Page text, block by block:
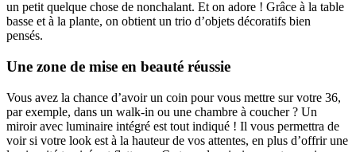
un petit quelque chose de nonchalant. Et on adore ! Grâce à la table
basse et à la plante, on obtient un trio d’objets décoratifs bien
pensés.
Une zone de mise en beauté réussie
Vous avez la chance d’avoir un coin pour vous mettre sur votre 36,
par exemple, dans un walk-in ou une chambre à coucher ? Un
miroir avec luminaire intégré est tout indiqué ! Il vous permettra de
voir si votre look est à la hauteur de vos attentes, en plus d’offrir une